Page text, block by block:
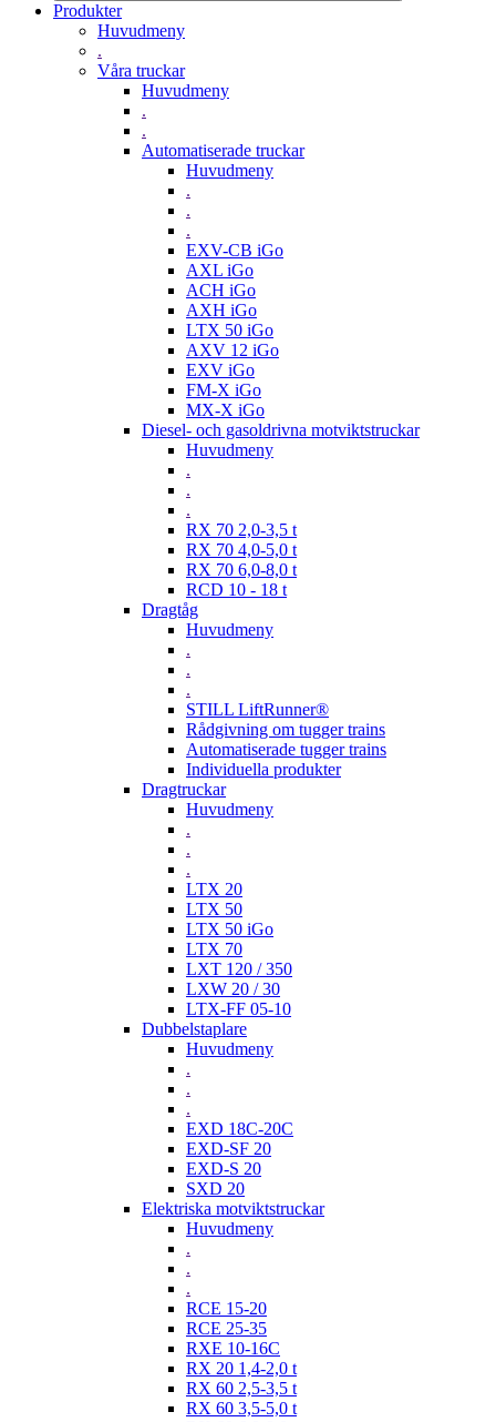
Produkter
Huvudmeny
.
Våra truckar
Huvudmeny
.
.
Automatiserade truckar
Huvudmeny
.
.
.
EXV-CB iGo
AXL iGo
ACH iGo
AXH iGo
LTX 50 iGo
AXV 12 iGo
EXV iGo
FM-X iGo
MX-X iGo
Diesel- och gasoldrivna motviktstruckar
Huvudmeny
.
.
.
RX 70 2,0-3,5 t
RX 70 4,0-5,0 t
RX 70 6,0-8,0 t
RCD 10 - 18 t
Dragtåg
Huvudmeny
.
.
.
STILL LiftRunner®
Rådgivning om tugger trains
Automatiserade tugger trains
Individuella produkter
Dragtruckar
Huvudmeny
.
.
.
LTX 20
LTX 50
LTX 50 iGo
LTX 70
LXT 120 / 350
LXW 20 / 30
LTX-FF 05-10
Dubbelstaplare
Huvudmeny
.
.
.
EXD 18C-20C
EXD-SF 20
EXD-S 20
SXD 20
Elektriska motviktstruckar
Huvudmeny
.
.
.
RCE 15-20
RCE 25-35
RXE 10-16C
RX 20 1,4-2,0 t
RX 60 2,5-3,5 t
RX 60 3,5-5,0 t